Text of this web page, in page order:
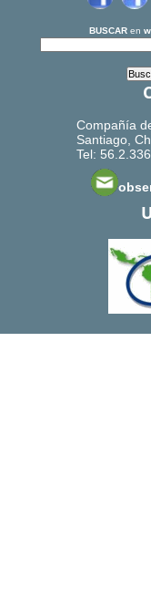
BUSCAR en
Compañía
Santiago,
Tel: